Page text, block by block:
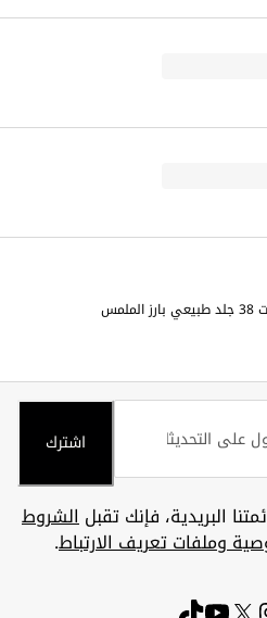
اشترك
البريدية، فإنك تقبلالشروط
وملفات تعريف الارتباط.